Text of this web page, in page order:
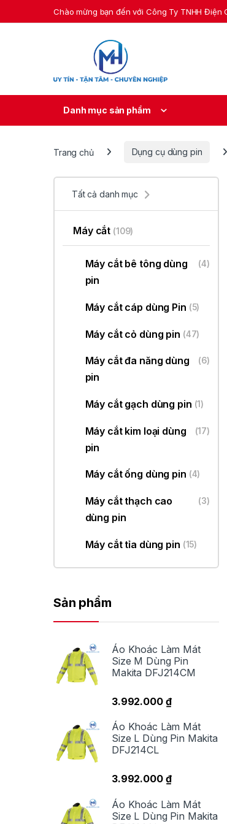
Skip to navigationChào mừng bạn đến với Công Ty TNHH Điện
Danh mục sản phẩm
Trang chủ Dụng cụ dùng pin
Tất cả danh mục
Máy cắt (109)
Máy cắt bê tông dùng
pin
(4)
Máy cắt cáp dùng Pin (5)
Máy cắt cỏ dùng pin (47)
Máy cắt đa năng dùng
pin
(6)
Máy cắt gạch dùng pin (1)
Máy cắt kim loại dùng
pin
(17)
Máy cắt ống dùng pin (4)
Máy cắt thạch cao
dùng pin
(3)
Máy cắt tỉa dùng pin (15)
Sản phẩm
Áo Khoác Làm Mát
Size M Dùng Pin
Makita DFJ214CM
3.992.000 ₫
Áo Khoác Làm Mát
Size L Dùng Pin Makita
DFJ214CL
3.992.000 ₫
Áo Khoác Làm Mát
Size L Dùng Pin Makita